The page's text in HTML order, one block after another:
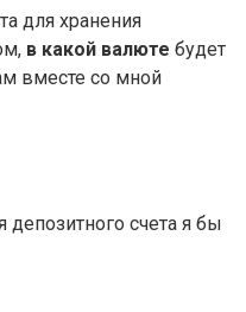
для хранения
в какой валюте будет
вместе со мной
счета я бы